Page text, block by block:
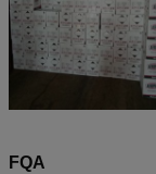
FQA